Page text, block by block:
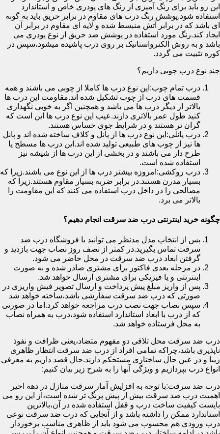
این رو باید برای رنگ آمیزی از رنگ های پودری خاص و استاندارد
استفاده شود.پوشش رنگ درب های مقاوم در برابر حریق باید به گونه
ای باشد که در برابر آتش منبسط شده و لایه ای مقاوم در برابر آن
ایجاد کند.رنگ مورد استفاده در پوشش ضد حریق از نوع پودری می
باشد و به روش الکترواستاتیک بر روی درب پاشیده میشود،سپس در
کوره تثبیت می گردد.
چند نوع درب چوبی داریم؟
درب تمام چوب:این نوع درب ها کاملا از چوبی می باشند و همه
قسمت های درب از چوب تشکیل شده اند.مقاومت این درب ها
بالاتر از دیگر درب ها می باشد و همچنین اگر به خوبی نگهداری
کنید طول عمر بالاتری دارند.عیب این نوع درب ها این است که
گران تر هستند و در شرایط جوی حساس هستند.
درب پانلی:این نوع درب ها از پانل و کلاف ساخته شده اند و پانل
ها نیز از چوب های طبیعی تولید شده اند.این درب ها مسطح یا
طرح دار می باشند و در بخشی از این درب ها از شیشه نیز
استفاده شده است.
درب روکشی:امروزه بیشتر درب ها از این نوع می باشند.زیرا که
بسیار مدرن هستند.در برابر ضربه بسیار مقاوم هستند.زیرا که
مصالحی را در داخل درب استفاده می کنند که این مقاومت را
بالاتر می برد.
چگونه خرید اینترنتی درب ضد سرقت انجام دهیم؟
پس از انتخاب مدل مدنظر می توانید با فروشگاه درب ضد
سرقت تماس بگیرید.در کمتر از نصف روز نصاب جهت بازدید و
گرفتن ابعاد درب ضد سرقت در محل حاضر می شود.
در مرحله بعدی فاکتور برای مشتری صادر شده و به صورت
اینترنتی و یا فیزیکی برای مشتری ارسال خواهد شد.
پس از واریز مبلغ پیش پرداخت و ارسال تصویر فیش واریزی در
صورتی که درب ضد سرقت سفارشی باشد،ساخته خواهد شد
سپس نصاب جهت نصب درب مراجعه خواهد کرد.اما در صورتی
که از درب با ابعاد استاندارد استفاده شود،درب به همراه نصاب
به محل فرستاده خواهد شد.
درب ضد سرقت محل تلاقی دو مفهوم متضاد،یعنی ظرافت و نفوذ
ناپذیری باشد،چراکه تمامی افراد از درب ضد سرقت انتظار ظاهری
زیبا و در عین حال ساختاری مستحکم دارند.حال قصد داریم به معرفی
انواع درب بپردازیم و ویژگی آنها را به شرح زیر بیان کنیم:
درب ضد سرقت:با توجه به افزایش آمار سرقت منازل در دهه اخیر
اهمیت درب ضد سرقت بیش از پیش پرنگ تر شده است،از این رو می
بایست کیفیت ساخت درب و قفل استفاده شده در آن،بالاترین
استاندارد ممکن را داشته باشد و از آنجایی که درب ضد سرقت نوعی
درب ورودی هم محسوب می شود باید از ظاهری مناسب برخوردار